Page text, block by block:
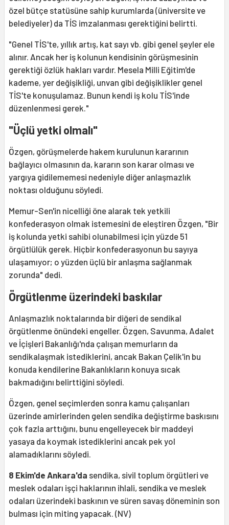
özel bütçe statüsüne sahip kurumlarda (üniversite ve
belediyeler) da TİS imzalanması gerektiğini belirtti.
"Genel TİS'te, yıllık artış, kat sayı vb. gibi genel şeyler ele
alınır. Ancak her iş kolunun kendisinin görüşmesinin
gerektiği özlük hakları vardır. Mesela Milli Eğitim'de
kademe, yer değişikliği, unvan gibi değişiklikler genel
TİS'te konuşulamaz. Bunun kendi iş kolu TİS'inde
düzenlenmesi gerek."
"Üçlü yetki olmalı"
Özgen, görüşmelerde hakem kurulunun kararının
bağlayıcı olmasının da, kararın son karar olması ve
yargıya gidilememesi nedeniyle diğer anlaşmazlık
noktası olduğunu söyledi.
Memur-Sen'in nicelliği öne alarak tek yetkili
konfederasyon olmak istemesini de eleştiren Özgen, "Bir
iş kolunda yetki sahibi olunabilmesi için yüzde 51
örgütlülük gerek. Hiçbir konfederasyonun bu sayıya
ulaşamıyor; o yüzden üçlü bir anlaşma sağlanmak
zorunda" dedi.
Örgütlenme üzerindeki baskılar
Anlaşmazlık noktalarında bir diğeri de sendikal
örgütlenme önündeki engeller. Özgen, Savunma, Adalet
ve İçişleri Bakanlığı'nda çalışan memurların da
sendikalaşmak istediklerini, ancak Bakan Çelik'in bu
konuda kendilerine Bakanlıkların konuya sıcak
bakmadığını belirttiğini söyledi.
Özgen, genel seçimlerden sonra kamu çalışanları
üzerinde amirlerinden gelen sendika değiştirme baskısını
çok fazla arttığını, bunu engelleyecek bir maddeyi
yasaya da koymak istediklerini ancak pek yol
alamadıklarını söyledi.
8 Ekim'de Ankara'da sendika, sivil toplum örgütleri ve
meslek odaları işçi haklarının ihlali, sendika ve meslek
odaları üzerindeki baskının ve süren savaş döneminin son
bulması için miting yapacak. (NV)